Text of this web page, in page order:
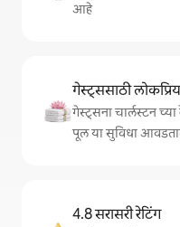
आहे
गेस्ट्ससाठी
गेस्ट्सना चार्लस्टन
पूल या सुविधा
4.8 सरासरी रेटिंग